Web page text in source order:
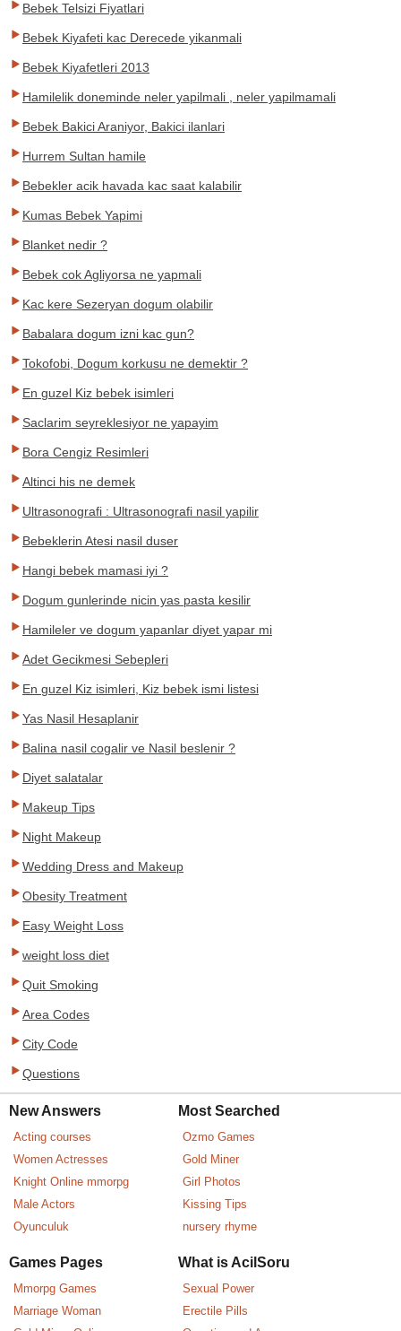
Bebek Telsizi Fiyatlari
Bebek Kiyafeti kac Derecede yikanmali
Bebek Kiyafetleri 2013
Hamilelik doneminde neler yapilmali , neler yapilmamali
Bebek Bakici Araniyor, Bakici ilanlari
Hurrem Sultan hamile
Bebekler acik havada kac saat kalabilir
Kumas Bebek Yapimi
Blanket nedir ?
Bebek cok Agliyorsa ne yapmali
Kac kere Sezeryan dogum olabilir
Babalara dogum izni kac gun?
Tokofobi, Dogum korkusu ne demektir ?
En guzel Kiz bebek isimleri
Saclarim seyreklesiyor ne yapayim
Bora Cengiz Resimleri
Altinci his ne demek
Ultrasonografi : Ultrasonografi nasil yapilir
Bebeklerin Atesi nasil duser
Hangi bebek mamasi iyi ?
Dogum gunlerinde nicin yas pasta kesilir
Hamileler ve dogum yapanlar diyet yapar mi
Adet Gecikmesi Sebepleri
En guzel Kiz isimleri, Kiz bebek ismi listesi
Yas Nasil Hesaplanir
Balina nasil cogalir ve Nasil beslenir ?
Diyet salatalar
Makeup Tips
Night Makeup
Wedding Dress and Makeup
Obesity Treatment
Easy Weight Loss
weight loss diet
Quit Smoking
Area Codes
City Code
Questions
New Answers
Acting courses
Women Actresses
Knight Online mmorpg
Male Actors
Oyunculuk
Most Searched
Ozmo Games
Gold Miner
Girl Photos
Kissing Tips
nursery rhyme
Games Pages
Mmorpg Games
Marriage Woman
What is AcilSoru
Sexual Power
Erectile Pills